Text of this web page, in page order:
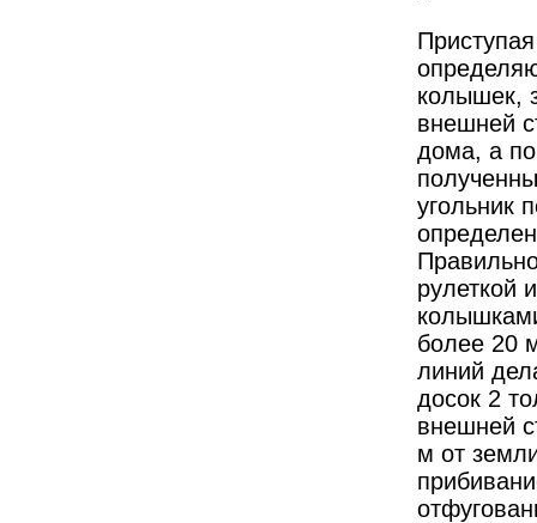
колышек,
внешней
дома, а
угольник
рулеткой
более 20
линий
досок 2
внешней
м от